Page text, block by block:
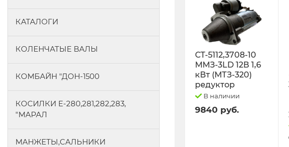
КАТАЛОГИ
КОЛЕНЧАТЫЕ ВАЛЫ
КОМБАЙН "ДОН-1500
КОСИЛКИ Е-280,281,282,283,
"МАРАЛ
МАНЖЕТЫ,САЛЬНИКИ
СТ-5112,3708-10
ММЗ-3LD 12В 1,6
кВт (МТЗ-320)
редуктор
В наличии
9840 руб.